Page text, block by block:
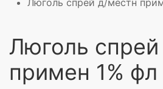
Люголь спрей д/местн
Люголь
примен 1%